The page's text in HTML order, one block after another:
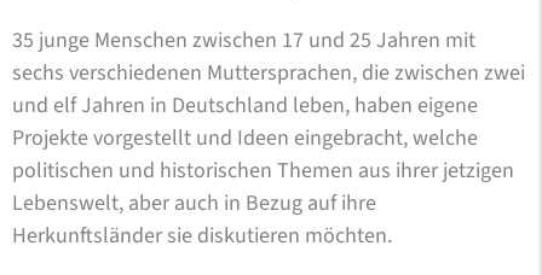
35 junge Menschen zwischen 17 und 25 Jahren mit
sechs verschiedenen Muttersprachen, die zwischen zwei
und elf Jahren in Deutschland leben, haben eigene
Projekte vorgestellt und Ideen eingebracht, welche
politischen und historischen Themen aus ihrer jetzigen
Lebenswelt, aber auch in Bezug auf ihre
Herkunftsländer sie diskutieren möchten.